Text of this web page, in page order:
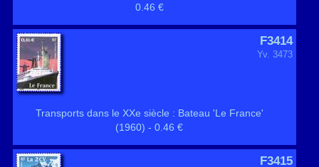
0.46 €
F3414
Yv. 3473
Transports dans le XXe siècle : Bateau 'Le France'
(1960) - 0.46 €
F3415